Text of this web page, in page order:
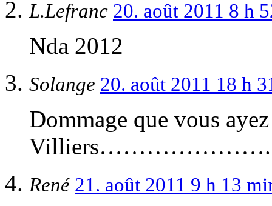
L.Lefranc 20. août 2011 8 h
Nda 2012
Solange 20. août 2011 18 h
Dommage que vous
Villiers………………….
René 21. août 2011 9 h 13